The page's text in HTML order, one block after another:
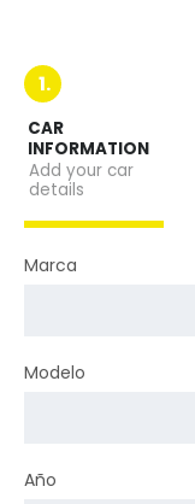
1.
CAR
INFORMATION
Add your car
details
Marca
Modelo
Año